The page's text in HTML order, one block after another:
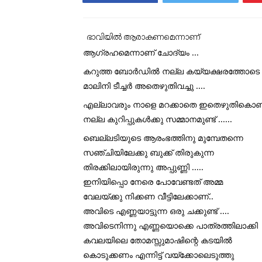
ഭാവിയിൽ ആരാകണമെന്നാണ്
ആഗ്രഹമെന്നാണ് ചോദ്യം ...
കറുത്ത ബോർഡിൽ നല്ല കയ്യക്ഷരത്തോടെ
മാലിനി ടീച്ചർ അതെഴുതിവച്ചു ....
എല്ലാവരും നാളെ മറക്കാതെ
നല്ല കുറിപ്പുകൾക്കു സമ്മാനമുണ്ട് ......
ബെല്ലടിയുടെ ആരംഭത്തിനു മുമ്പേതന്നെ
സഞ്ചിയിലേക്കു ബുക്ക് തിരുകുന്ന
തിരക്കിലായിരുന്നു അപ്പുണ്ണി .....
ഇനിയിപ്പൊ നേരെ പോവേണ്ടത് അമ്മ
വേലയ്ക്കു നിക്കണ വീട്ടിലേക്കാണ്..
അവിടെ എണ്ണയാട്ടുന്ന ഒരു ചക്കുണ്ട് ....
അവിടെനിന്നു എണ്ണയൊക്കെ പാത്രത്തിലാക്കി
കവലയിലെ തോമസ്സുമാഷിന്റെ കടയിൽ
കൊടുക്കണം എന്നിട്ട് വയ്‌ക്കോലെടുത്തു